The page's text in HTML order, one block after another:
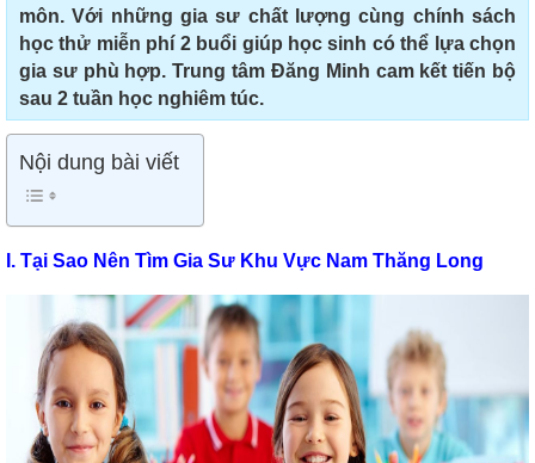
môn. Với những gia sư chất lượng cùng chính sách
học thử miễn phí 2 buổi giúp học sinh có thể lựa chọn
gia sư phù hợp. Trung tâm Đăng Minh cam kết tiến bộ
sau 2 tuần học nghiêm túc.
Nội dung bài viết
I. Tại Sao Nên Tìm Gia Sư Khu Vực Nam Thăng Long